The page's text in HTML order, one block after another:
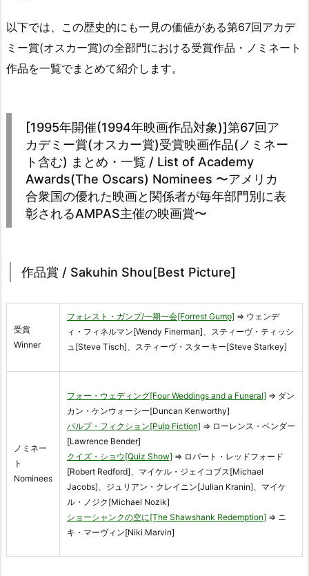
以下では、この歴史的にも一見の価値がある第67回アカデ
ミー賞(オスカー賞)の全部門における受賞作品・ノミネート
作品を一覧でまとめて紹介します。
[1995年開催(1994年映画作品対象)]第67回ア
カデミー賞(オスカー賞)受賞映画作品(ノミネー
ト含む) まとめ・一覧 / List of Academy
Awards(The Oscars) Nominees 〜アメリカ
合衆国の優れた映画と関係者が毎年部門別に表
彰されるAMPAS主催の映画賞〜
作品賞 / Sakuhin Shou[Best Picture]
受賞
Winner
フォレスト・ガンプ/一期一会[Forrest Gump] ⇒ ウェンデ
ィ・フィネルマン[Wendy Finerman]、スティーヴ・ティッシ
ュ[Steve Tisch]、スティーヴ・スターキー[Steve Starkey]
ノミネー
ト
Nominees
フォー・ウェディング[Four Weddings and a Funeral] ⇒ ダン
カン・ケンウォーシー[Duncan Kenworthy]
パルプ・フィクション[Pulp Fiction] ⇒ ローレンス・ベンダー
[Lawrence Bender]
クイズ・ショウ[Quiz Show] ⇒ ロバート・レッドフォード
[Robert Redford]、マイケル・ジェイコブス[Michael
Jacobs]、ジュリアン・クレイニン[Julian Kranin]、マイケ
ル・ノジク[Michael Nozik]
ショーシャンクの空に[The Shawshank Redemption] ⇒ ニ
キ・マーヴィン[Niki Marvin]